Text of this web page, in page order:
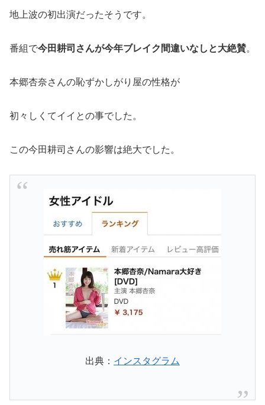
地上波の初出演だったそうです。
番組で今田耕司さんが今年ブレイク間違いなしと大絶賛。
本郷杏奈さんの恥ずかしがり屋の性格が
初々しくてイイとの事でした。
この今田耕司さんの影響は絶大でした。
出典： インスタグラム